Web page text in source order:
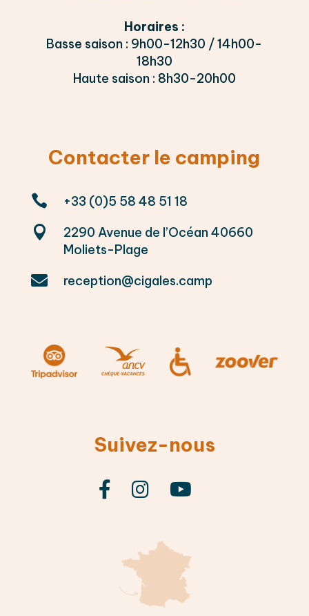
Horaires :
Basse saison : 9h00-12h30 / 14h00-
18h30
Haute saison : 8h30-20h00
Contacter le camping
 +33 (0)5 58 48 51 18

2290 Avenue de l’Océan 40660
Moliets-Plage
 reception@cigales.camp
Suivez-nous